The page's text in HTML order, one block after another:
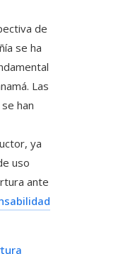
de
se ha
Las
han
ya
uso
ante